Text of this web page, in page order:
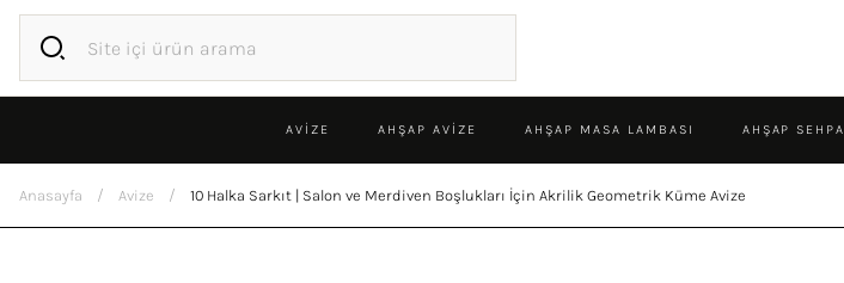
AVİZE AHŞAP AVIZE AHŞAP MASA LAMBASI AHŞAP SEHPA
Anasayfa Avize 10 Halka Sarkıt | Salon ve Merdiven Boşlukları İçin Akrilik Geometrik Küme Avize